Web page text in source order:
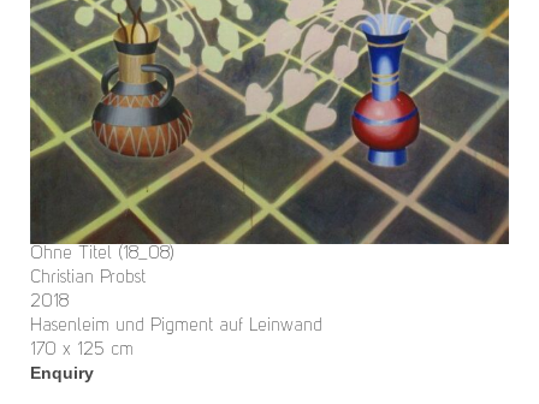
Ohne Titel (18_08)
Christian Probst
2018
Hasenleim und Pigment auf Leinwand
170 x 125 cm
Enquiry